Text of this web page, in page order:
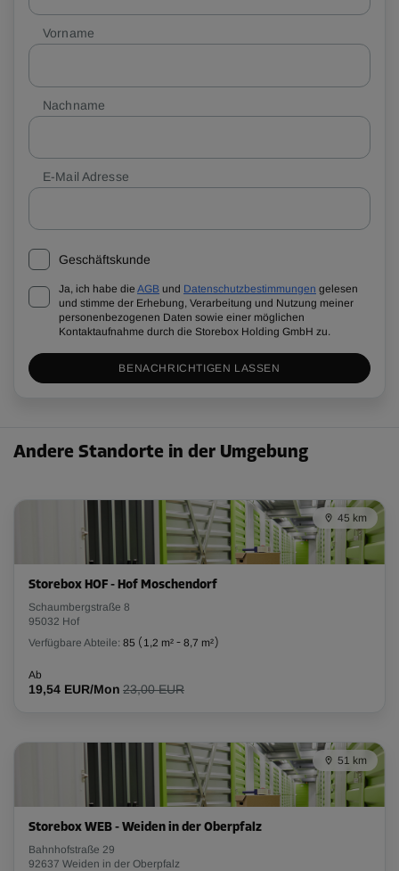
Vorname
Nachname
E-Mail Adresse
Geschäftskunde
Ja, ich habe die AGB und Datenschutzbestimmungen gelesen
und stimme der Erhebung, Verarbeitung und Nutzung meiner
personenbezogenen Daten sowie einer möglichen
Kontaktaufnahme durch die Storebox Holding GmbH zu.
BENACHRICHTIGEN LASSEN
Andere Standorte in der Umgebung
45 km
Storebox HOF - Hof Moschendorf
Schaumbergstraße 8
95032 Hof
Verfügbare Abteile: 85 ( 1,2 m² - 8,7 m²)
Ab
19,54 EUR/Mon 23,00 EUR
51 km
Storebox WEB - Weiden in der Oberpfalz
Bahnhofstraße 29
92637 Weiden in der Oberpfalz